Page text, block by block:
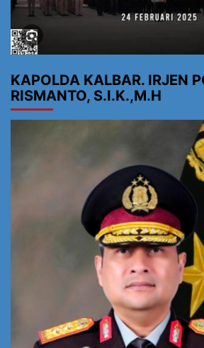
KAPOLDA KALBAR. IRJEN
RISMANTO, S.I.K.,M.H